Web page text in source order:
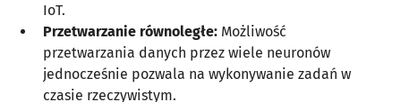
IoT.
Przetwarzanie równoległe: Możliwość
przetwarzania danych przez wiele neuronów
jednocześnie pozwala na wykonywanie zadań w
czasie rzeczywistym.